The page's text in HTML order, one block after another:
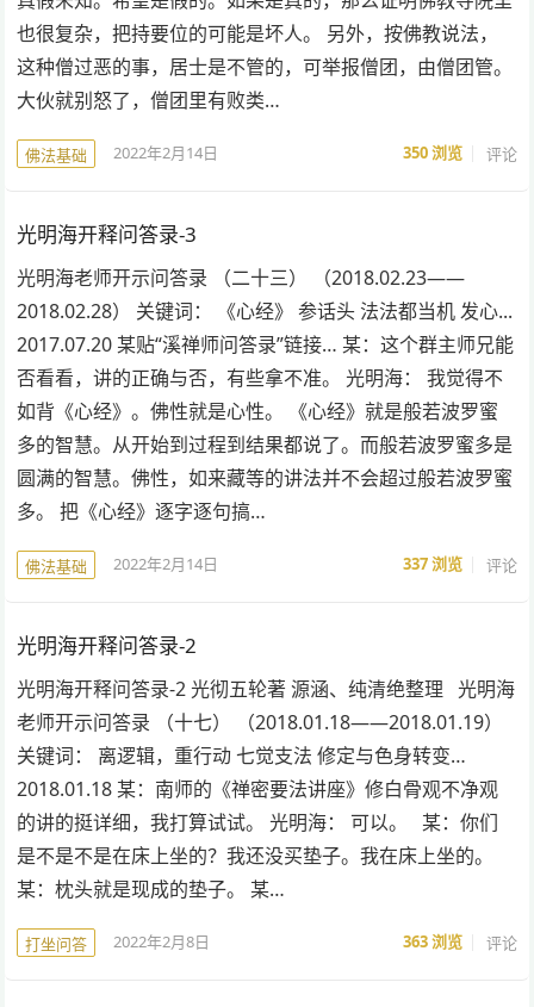
也很复杂，把持要位的可能是坏人。 另外，按佛教说法，
这种僧过恶的事，居士是不管的，可举报僧团，由僧团管。
大伙就别怒了，僧团里有败类…
佛法基础 2022年2月14日 350浏览 评论
光明海开释问答录-3
光明海老师开示问答录 （二十三） （2018.02.23——
2018.02.28） 关键词： 《心经》 参话头 法法都当机 发心...
2017.07.20 某贴“溪禅师问答录”链接… 某：这个群主师兄能
否看看，讲的正确与否，有些拿不准。 光明海： 我觉得不
如背《心经》。佛性就是心性。 《心经》就是般若波罗蜜
多的智慧。从开始到过程到结果都说了。而般若波罗蜜多是
圆满的智慧。佛性，如来藏等的讲法并不会超过般若波罗蜜
多。 把《心经》逐字逐句搞…
佛法基础 2022年2月14日 337浏览 评论
光明海开释问答录-2
光明海开释问答录-2 光彻五轮著 源涵、纯清绝整理 光明海
老师开示问答录 （十七） （2018.01.18——2018.01.19）
关键词： 离逻辑，重行动 七觉支法 修定与色身转变…
2018.01.18 某：南师的《禅密要法讲座》修白骨观不净观
的讲的挺详细，我打算试试。 光明海： 可以。 某：你们
是不是不是在床上坐的？我还没买垫子。我在床上坐的。
某：枕头就是现成的垫子。 某…
打坐问答 2022年2月8日 363浏览 评论